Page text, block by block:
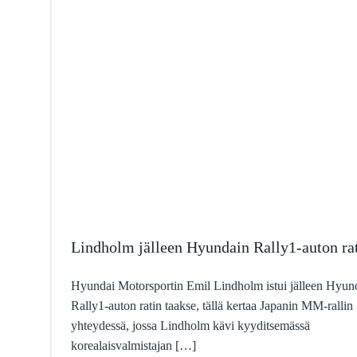
Lindholm jälleen Hyundain Rally1-auton
Hyundai Motorsportin Emil Lindholm istui jälleen
Rally1-auton ratin taakse, tällä kertaa Japanin MM-rallin
yhteydessä, jossa Lindholm kävi kyyditsemässä
korealaisvalmistajan […]